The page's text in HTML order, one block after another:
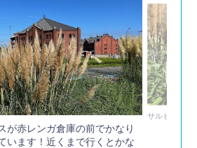
が赤レンガ倉庫の前でかなり
います！近くまで行くとかな
サルビアレ